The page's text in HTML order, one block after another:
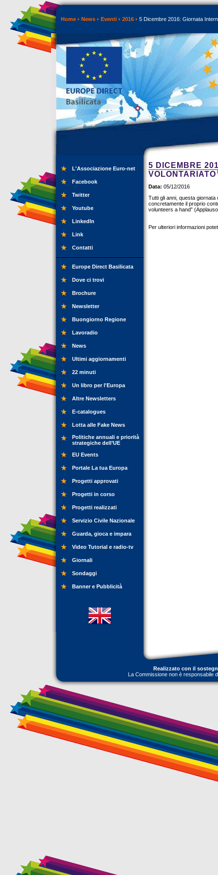
Home News Eventi 2016 5 Dicembre 2016: Giornata
L'Associazione Euro-net
Facebook
Twitter
Youtube
LinkedIn
Link
Contatti
Europe Direct Basilicata
Dove ci trovi
Brochure
Newsletter
Buongiorno Regione
Lavoradio
News
Ultimi aggiornamenti
22 minuti
Un libro per l'Europa
Altre Newsletters
E-catalogues
Lotta alle Fake News
Politiche annuali e priorità
strategiche dell’UE
EU Events
Portale La tua Europa
Progetti approvati
Progetti in corso
Progetti realizzati
Servizio Civile Nazionale
Guarda, gioca e impara
Video Tutorial e radio-tv
Giornali
Sondaggi
Banner e Pubblicità
5 DICEMBRE
VOLONTARIATO
Data: 05/12/2016
Tutti gli anni, questa giornata
concretamente il proprio
volunteers a hand”
Per ulteriori informazioni
Realizzato con il
La Commissione non è responsabile